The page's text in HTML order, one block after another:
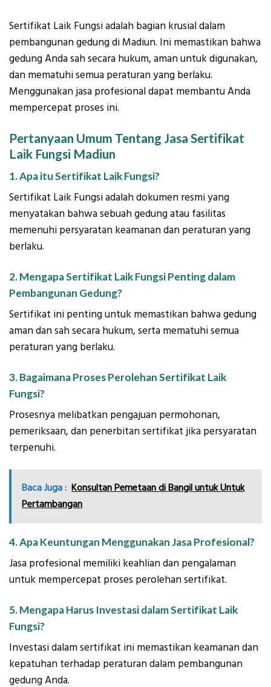
Sertifikat Laik Fungsi adalah bagian krusial dalam
pembangunan gedung di Madiun. Ini memastikan bahwa
gedung Anda sah secara hukum, aman untuk digunakan,
dan mematuhi semua peraturan yang berlaku.
Menggunakan jasa profesional dapat membantu Anda
mempercepat proses ini.
Pertanyaan Umum Tentang Jasa Sertifikat
Laik Fungsi Madiun
1. Apa itu Sertifikat Laik Fungsi?
Sertifikat Laik Fungsi adalah dokumen resmi yang
menyatakan bahwa sebuah gedung atau fasilitas
memenuhi persyaratan keamanan dan peraturan yang
berlaku.
2. Mengapa Sertifikat Laik Fungsi Penting dalam
Pembangunan Gedung?
Sertifikat ini penting untuk memastikan bahwa gedung
aman dan sah secara hukum, serta mematuhi semua
peraturan yang berlaku.
3. Bagaimana Proses Perolehan Sertifikat Laik
Fungsi?
Prosesnya melibatkan pengajuan permohonan,
pemeriksaan, dan penerbitan sertifikat jika persyaratan
terpenuhi.
Baca Juga : Konsultan Pemetaan di Bangil untuk Untuk
Pertambangan
4. Apa Keuntungan Menggunakan Jasa Profesional?
Jasa profesional memiliki keahlian dan pengalaman
untuk mempercepat proses perolehan sertifikat.
5. Mengapa Harus Investasi dalam Sertifikat Laik
Fungsi?
Investasi dalam sertifikat ini memastikan keamanan dan
kepatuhan terhadap peraturan dalam pembangunan
gedung Anda.